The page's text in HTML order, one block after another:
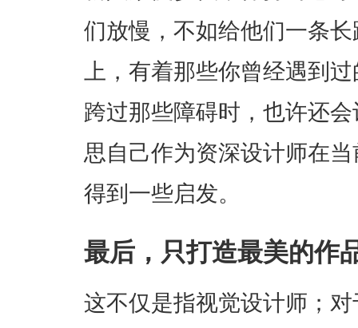
们放慢，不如给他们一条
上，有着那些你曾经遇到
跨过那些障碍时，也许还
思自己作为资深设计师在
得到一些启发。
最后，只打造最美的作
这不仅是指视觉设计师；